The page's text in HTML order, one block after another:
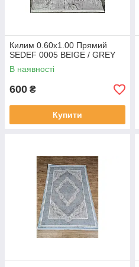
Килим 0.60х1.00 Прямий
SEDEF 0005 BEIGE / GREY
В наявності
600 ₴
Купити